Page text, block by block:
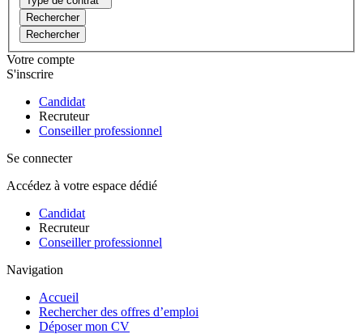
Rechercher
Rechercher
Votre compte
S'inscrire
Candidat
Recruteur
Conseiller professionnel
Se connecter
Accédez à votre espace dédié
Candidat
Recruteur
Conseiller professionnel
Navigation
Accueil
Rechercher des offres d’emploi
Déposer mon CV